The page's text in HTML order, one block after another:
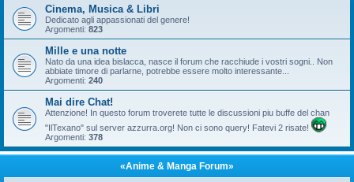
Cinema, Musica & Libri
Dedicato agli appassionati del genere!
Argomenti: 823
Mille e una notte
Nato da una idea bislacca, nasce il forum che racchiude i vostri sogni.. Non
abbiate timore di parlarne, potrebbe essere molto interessante...
Argomenti: 240
Mai dire Chat!
Attenzione! In questo forum troverete tutte le discussioni piu buffe del chan
"IlTexano" sul server azzurra.org! Non ci sono query! Fatevi 2 risate!
Argomenti: 378
«Anime & Manga Forum»